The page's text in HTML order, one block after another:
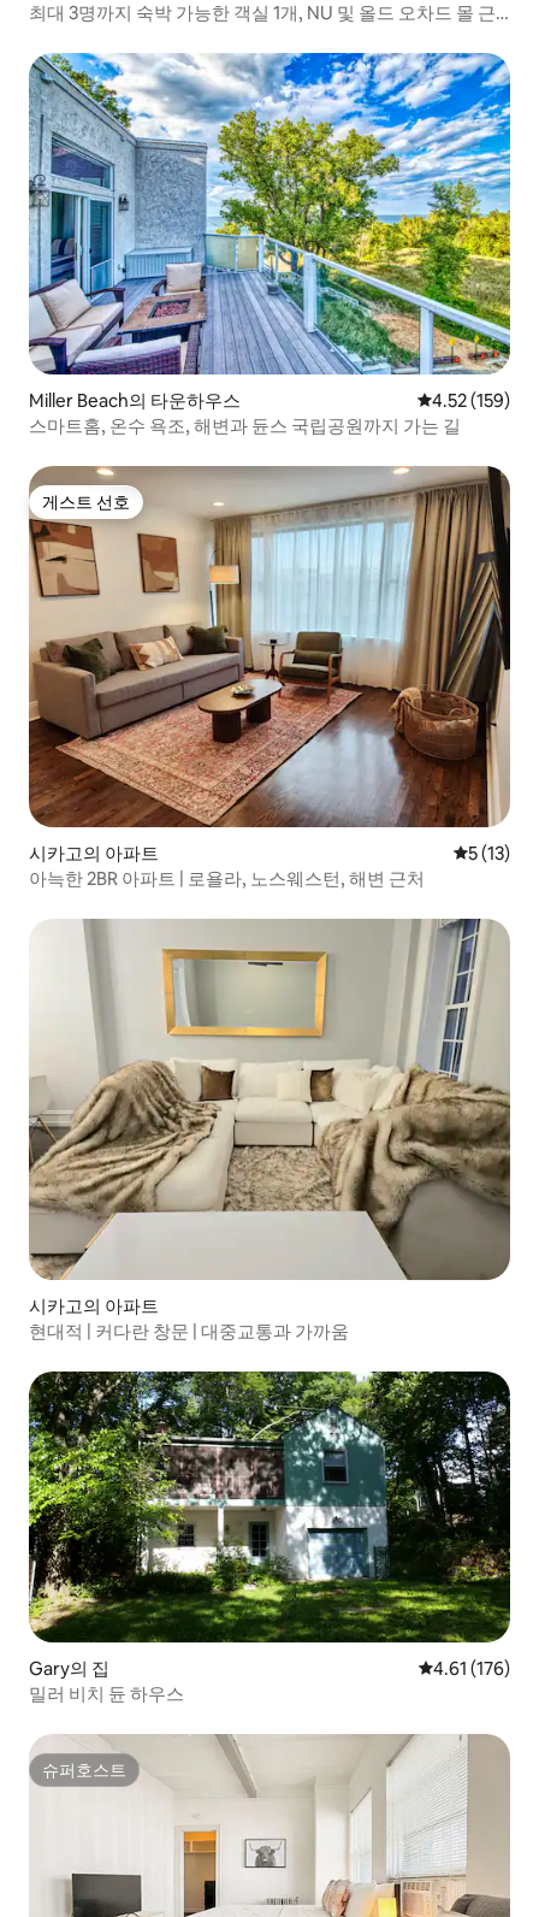
최대 3명까지 숙박 가능한 객실 1개, NU 및 올드 오차드 몰 근
Miller Beach의 타운하우스 평점 4.52점(5
4.52 (159)
스마트홈, 온수 욕조, 해변과 듄스 국립공원까지 가는 길
게스트 선호
게스트 선호
시카고의 아파트 평점 5점
5 (13)
아늑한 2BR 아파트 | 로욜라, 노스웨스턴, 해변 근처
시카고의 아파트
현대적 | 커다란 창문 | 대중교통과 가까움
Gary의 집 평점 4.61점(5
4.61 (176)
밀러 비치 듄 하우스
슈퍼호스트
슈퍼호스트